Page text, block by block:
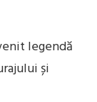
legendă
și